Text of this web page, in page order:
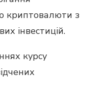
криптовалюти з
інвестицій.
курсу